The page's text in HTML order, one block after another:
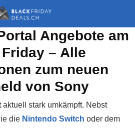
Angebote am
– Alle
zum neuen
von Sony
stark umkämpft. Nebst
die Nintendo Switch oder dem